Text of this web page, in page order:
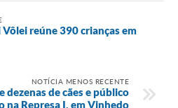
reúne 390 crianças em
NOTÍCIA MENOS RECENTE
dezenas de cães e público
na Represa I, em Vinhedo